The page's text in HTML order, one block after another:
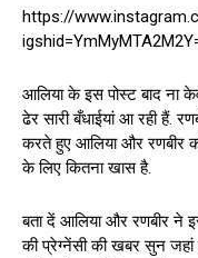
https://
आलिया के इस पोस्ट बाद ना
ढेर सारी बँधाईयां आ रही हैं.
करते हुए आलिया और रणबीर
के लिए कितना खास है.
बता दें आलिया और रणबीर ने
की प्रेग्नेंसी की खबर सुन